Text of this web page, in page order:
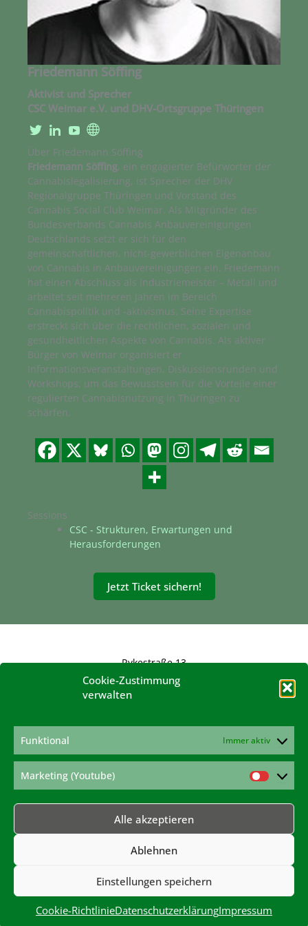
Cookie-Zustimmung
verwalten
Funktional Immer aktiv
Marketing (Youtube)
Alle akzeptieren
Ablehnen
Einstellungen speichern
Cookie-RichtlinieDatenschutzerklärungImpressum
Friedemann Söffing
Aktivist und Sprecher
CSC Weimar e.V. und DHV-Ortsgruppe Thüringen
Über Friedemann Söffing
Friedemann Söffing, ein engagierter Befürworter der
Cannabislegalisierung, ist Sprecher der DHV
Regionalgruppe Thüringen und Vorstand des
Cannabis Social Club Weimar. Als Mitgründer des
Bundesverbands Cannabis Anbauvereinigungen
Deutschlands setzt er sich für den
gemeinschaftlichen, nicht-gewerblichen Eigenanbau
von Cannabis in Anbauvereinigungen ein. Friedemann
hat einen Abschluss als Industriemeister – Metall und
arbeitet seit mehreren Jahren im Bereich
Cannabispolitik und -aktivismus. Seine Expertise
erstreckt sich über die rechtlichen, sozialen und
gesundheitlichen Aspekte von Cannabis. Als aktiver
Bürger von Weimar organisiert er
Informationsveranstaltungen, Diskussionsrunden und
Workshops, um das Bewusstsein für die Vorteile einer
regulierten Cannabisnutzung in Thüringen zu
schärfen.
Sessions
CSC - Strukturen, Erwartungen und
Herausforderungen
Jetzt Ticket sichern!
Rykestraße 13
10405 Berlin
konferenz@hanfverband.de
Datenschutzerklärung